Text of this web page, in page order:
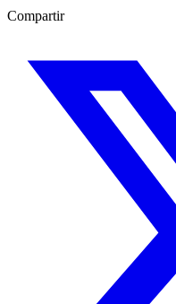
Compartir